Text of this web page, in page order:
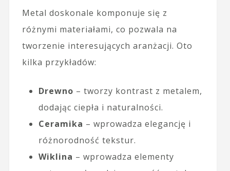
Metal doskonale komponuje się z
różnymi materiałami, co pozwala na
tworzenie interesujących aranżacji. Oto
kilka przykładów:
Drewno – tworzy kontrast z metalem,
dodając ciepła i naturalności.
Ceramika – wprowadza elegancję i
różnorodność tekstur.
Wiklina – wprowadza elementy